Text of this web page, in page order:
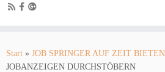
Inhalt
springen
Start » JOB SPRINGER AUF ZEIT
JOBANZEIGEN DURCHSTÖBERN